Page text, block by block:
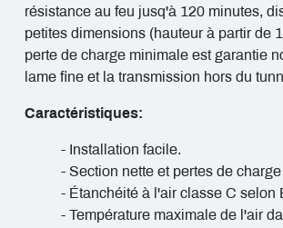
résistance au feu jusq'à 120 minutes,
petites dimensions (hauteur à partir de
perte de charge minimale est garantie
lame fine et la transmission hors du
Caractéristiques:
- Installation facile.
- Section nette et pertes de
- Étanchéité à l'air classe C selon
- Température maximale de l'air